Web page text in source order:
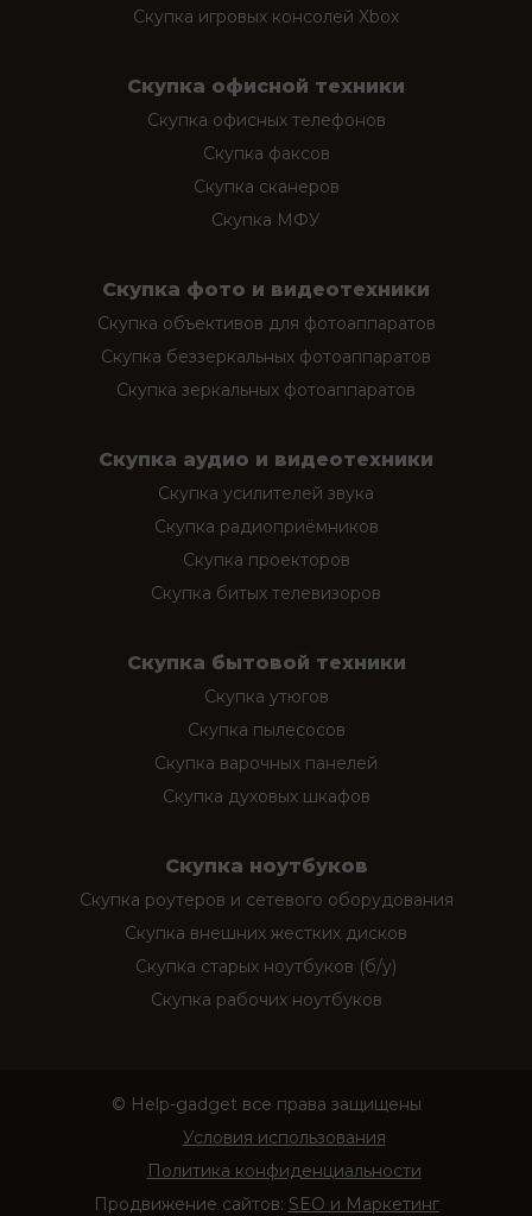
Скупка игровых консолей Xbox
Скупка офисной техники
Скупка офисных телефонов
Скупка факсов
Скупка сканеров
Скупка МФУ
Скупка фото и видеотехники
Скупка объективов для фотоаппаратов
Скупка беззеркальных фотоаппаратов
Скупка зеркальных фотоаппаратов
Скупка аудио и видеотехники
Скупка усилителей звука
Скупка радиоприёмников
Скупка проекторов
Скупка битых телевизоров
Скупка бытовой техники
Скупка утюгов
Скупка пылесосов
Скупка варочных панелей
Скупка духовых шкафов
Скупка ноутбуков
Скупка роутеров и сетевого оборудования
Скупка внешних жестких дисков
Скупка старых ноутбуков (б/у)
Скупка рабочих ноутбуков
© Help-gadget все права защищены
Условия использования
Политика конфиденциальности
Продвижение сайтов: SEO и Маркетинг